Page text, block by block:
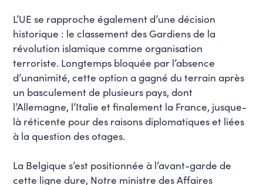
L’UE se rapproche également d’une décision
historique : le classement des Gardiens de la
révolution islamique comme organisation
terroriste. Longtemps bloquée par l’absence
d’unanimité, cette option a gagné du terrain après
un basculement de plusieurs pays, dont
l’Allemagne, l’Italie et finalement la France, jusque-
là réticente pour des raisons diplomatiques et liées
à la question des otages.
La Belgique s’est positionnée à l’avant-garde de
cette ligne dure, Notre ministre des Affaires